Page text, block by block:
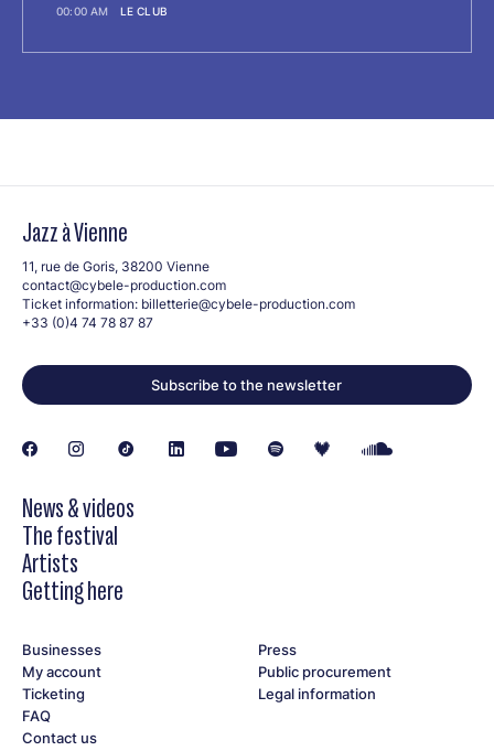
00:00 AM LE CLUB
Jazz à Vienne
11, rue de Goris, 38200 Vienne
contact@cybele-production.com
Ticket information: billetterie@cybele-production.com
+33 (0)4 74 78 87 87
Subscribe to the newsletter
News & videos
The festival
Artists
Getting here
Businesses
My account
Ticketing
FAQ
Contact us
Press
Public procurement
Legal information